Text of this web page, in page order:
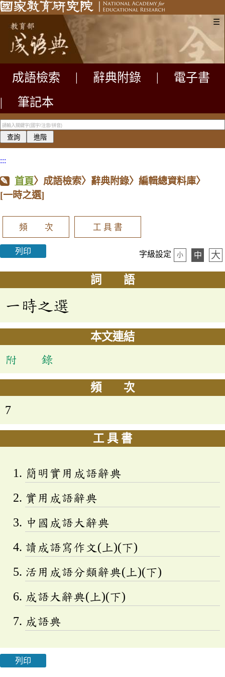
☰
成語檢索 辭典附錄
電子書
|
筆記本
:::
首頁〉成語檢索〉辭典附錄〉編輯總資料庫〉
[一時之選]
頻 次 工 具 書
列印 字級設定 小 中 大
詞 語
一時之選
本文連結
附 錄
頻 次
7
工 具 書
簡明實用成語辭典
實用成語辭典
中國成語大辭典
讀成語寫作文(上)(下)
活用成語分類辭典(上)(下)
成語大辭典(上)(下)
成語典
列印